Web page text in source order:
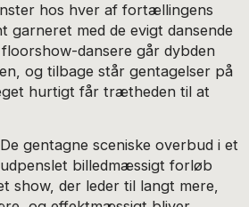
hos hver af fortællingens
garneret med de evigt dansende
dansere går dybden
og tilbage står gentagelser på
hurtigt får trætheden til at
gentagne sceniske overbud i et
billedmæssigt forløb
show, der leder til langt mere,